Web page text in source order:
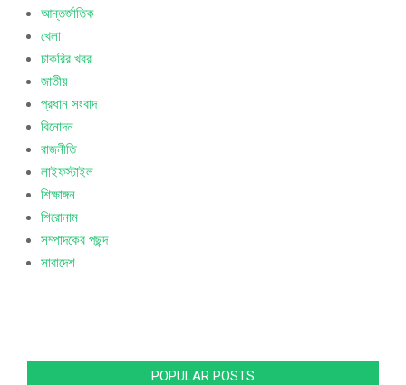
আন্তর্জাতিক
খেলা
চাকরির খবর
জাতীয়
প্রধান সংবাদ
বিনোদন
রাজনীতি
লাইফস্টাইল
শিক্ষাঙ্গন
শিরোনাম
সম্পাদকের পছন্দ
সারাদেশ
POPULAR POSTS